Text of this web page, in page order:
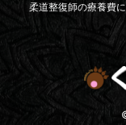
柔道整復師の療養費